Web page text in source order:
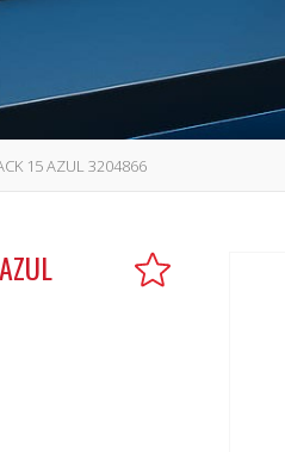
15 AZUL 3204866